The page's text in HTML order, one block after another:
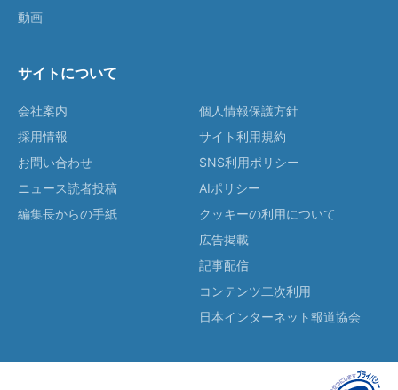
動画
サイトについて
会社案内
採用情報
お問い合わせ
ニュース読者投稿
編集長からの手紙
個人情報保護方針
サイト利用規約
SNS利用ポリシー
AIポリシー
クッキーの利用について
広告掲載
記事配信
コンテンツ二次利用
日本インターネット報道協会